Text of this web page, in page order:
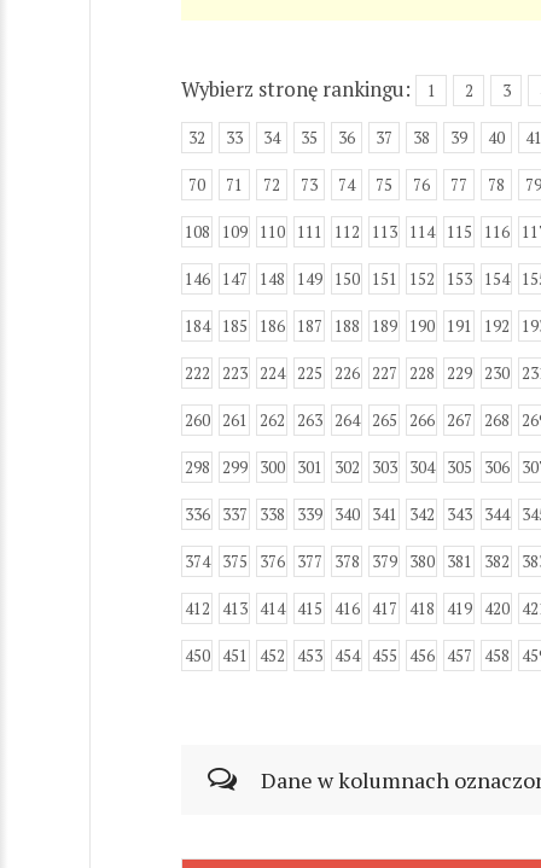
Wybierz stronę rankingu: 1 2 3
32 33 34 35 36 37 38 39 40 41
70 71 72 73 74 75 76 77 78 79
108 109 110 111 112 113 114 115 116
146 147 148 149 150 151 152 153 154
184 185 186 187 188 189 190 191 192
222 223 224 225 226 227 228 229 230
260 261 262 263 264 265 266 267 268
298 299 300 301 302 303 304 305 306
336 337 338 339 340 341 342 343 344
374 375 376 377 378 379 380 381 382
412 413 414 415 416 417 418 419 420
450 451 452 453 454 455 456 457 458
Dane w kolumnach